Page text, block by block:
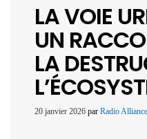
LA VOIE
UN
LA
20 janvier 2026 par Radio